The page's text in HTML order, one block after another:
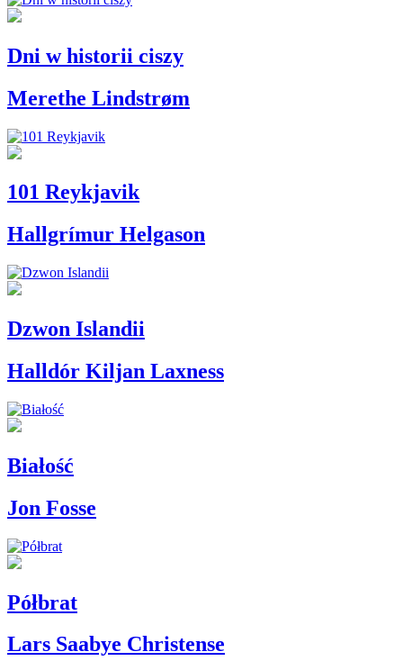
Dni w historii ciszy
Merethe Lindstrøm
101 Reykjavik
Hallgrímur Helgason
Dzwon Islandii
Halldór Kiljan Laxness
Białość
Jon Fosse
Półbrat
Lars Saabye Christense